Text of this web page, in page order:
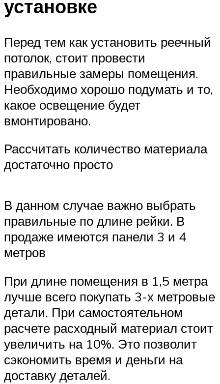
установке
Перед тем как установить реечный
потолок, стоит провести
правильные замеры помещения.
Необходимо хорошо подумать и то,
какое освещение будет
вмонтировано.
Рассчитать количество материала
достаточно просто
В данном случае важно выбрать
правильные по длине рейки. В
продаже имеются панели 3 и 4
метров
При длине помещения в 1,5 метра
лучше всего покупать 3-х метровые
детали. При самостоятельном
расчете расходный материал стоит
увеличить на 10%. Это позволит
сэкономить время и деньги на
доставку деталей.